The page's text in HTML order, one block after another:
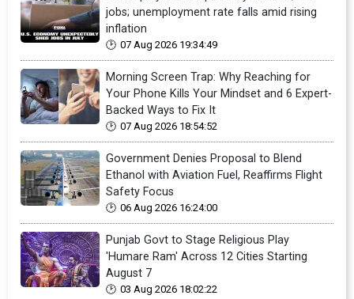
jobs; unemployment rate falls amid rising
inflation
07 Aug 2026 19:34:49
Morning Screen Trap: Why Reaching for
Your Phone Kills Your Mindset and 6 Expert-
Backed Ways to Fix It
07 Aug 2026 18:54:52
Government Denies Proposal to Blend
Ethanol with Aviation Fuel, Reaffirms Flight
Safety Focus
06 Aug 2026 16:24:00
Punjab Govt to Stage Religious Play
'Humare Ram' Across 12 Cities Starting
August 7
03 Aug 2026 18:02:22